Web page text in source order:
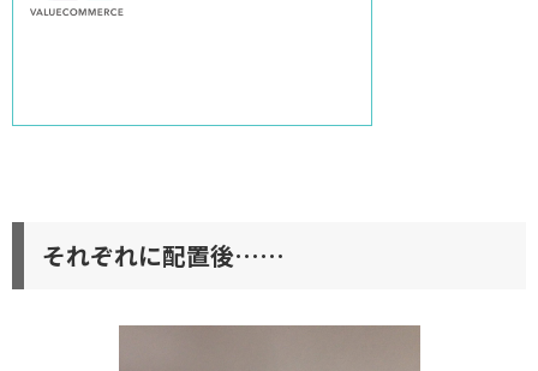
それぞれに配置後……